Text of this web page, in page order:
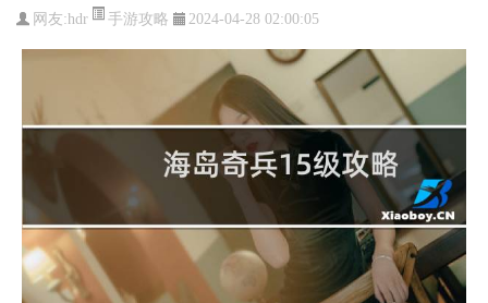
网友:hdr 手游攻略 2024-04-28 02:00:05